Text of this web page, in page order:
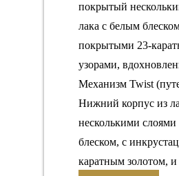
покрытый
лака с белым
покрытыми 23-
узорами,
Механизм Twist
Нижний корпус из
несколькими
блеском, с
каратным золотом,